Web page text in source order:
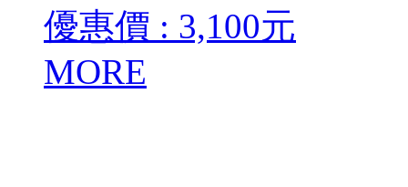
優惠價 : 3,100元
MORE